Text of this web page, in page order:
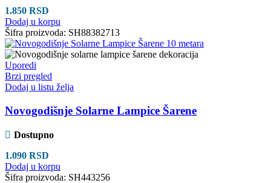
1.850 RSD
Dodaj u korpu
Šifra proizvoda: SH88382713
Uporedi
Brzi pregled
Dodaj u listu želja
Novogodišnje Solarne Lampice Šarene
Dostupno
1.090 RSD
Dodaj u korpu
Šifra proizvoda: SH443256